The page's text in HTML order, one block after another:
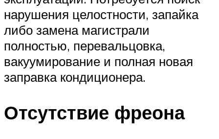
нарушения целостности, запайка
либо замена магистрали
полностью, перевальцовка,
вакуумирование и полная новая
заправка кондиционера.
Отсутствие фреона